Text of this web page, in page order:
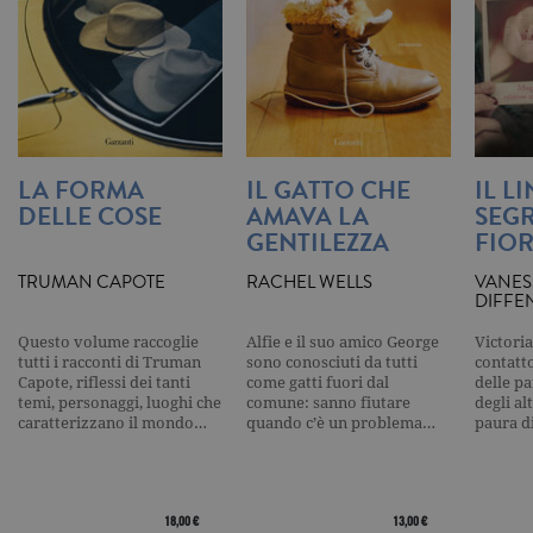
LA FORMA
DELLE COSE
TRUMAN CAPOTE
Questo volume raccoglie
tutti i racconti di Truman
Capote, riflessi dei tanti
temi, personaggi, luoghi che
caratterizzano il mondo…
18,00 €
IL GATTO CHE
AMAVA LA
GENTILEZZA
RACHEL WELLS
Alfie e il suo amico George
sono conosciuti da tutti
come gatti fuori dal
comune: sanno fiutare
quando c’è un problema…
13,00 €
IL
delle
degli
paura
aggiorna
valore
per ogni
visitata e
utilizzato
contare e
traccia delle
pagina.
associato a
Google
Universal
Analytics,
secondo la
viene
frequenza
richieste,
limitando
raccolta di
su siti ad
traffico.